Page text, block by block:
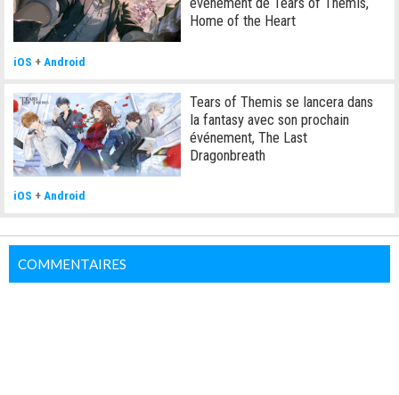
Home of the Heart
iOS + Android
Tears of Themis se lancera dans
la fantasy avec son prochain
événement, The Last
Dragonbreath
iOS + Android
COMMENTAIRES